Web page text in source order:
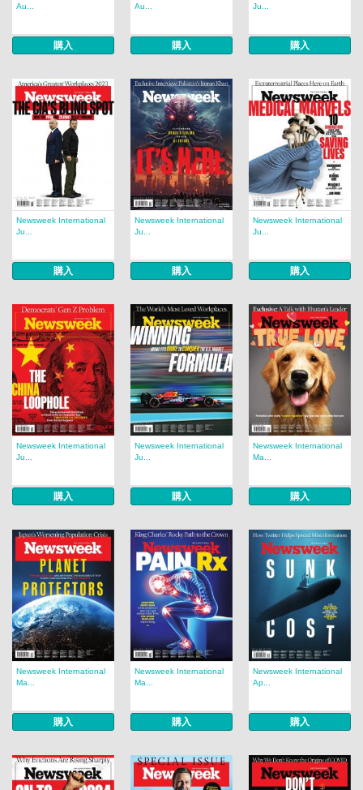
Au...
購入
Au...
購入
Ju...
購入
Newsweek International
Ju...
購入
Newsweek International
Ju...
購入
Newsweek International
Ju...
購入
Newsweek International
Ju...
購入
Newsweek International
Ju...
購入
Newsweek International
Ma...
購入
Newsweek International
Ma...
購入
Newsweek International
Ma...
購入
Newsweek International
Ap...
購入